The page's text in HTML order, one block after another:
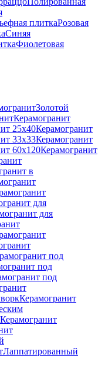
плиткаРозовая
Синяя
Фиолетовая
Золотой
Керамогранит
25x40Керамогранит
33x33Керамогранит
60x120Керамогранит
в
для
для
под
под
под
Керамогранит
Керамогранит
Лаппатированный